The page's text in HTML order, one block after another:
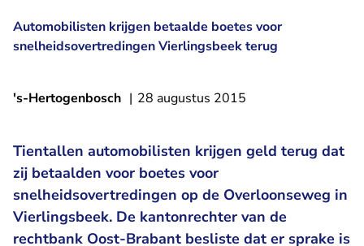
Automobilisten krijgen betaalde boetes voor
snelheidsovertredingen Vierlingsbeek terug
's-Hertogenbosch | 28 augustus 2015
Tientallen automobilisten krijgen geld terug dat
zij betaalden voor boetes voor
snelheidsovertredingen op de Overloonseweg in
Vierlingsbeek. De kantonrechter van de
rechtbank Oost-Brabant besliste dat er sprake is